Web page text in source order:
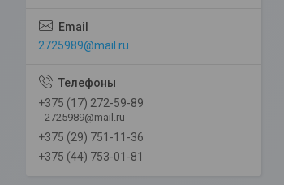
2725989@mail.ru
+375 (17) 272-59-89
2725989@mail.ru
+375 (29) 751-11-36
+375 (44) 753-01-81